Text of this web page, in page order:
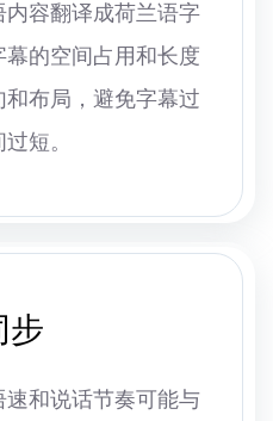
容翻译成荷兰语字
的空间占用和长度
布局，避免字幕过
短。
步
和说话节奏可能与